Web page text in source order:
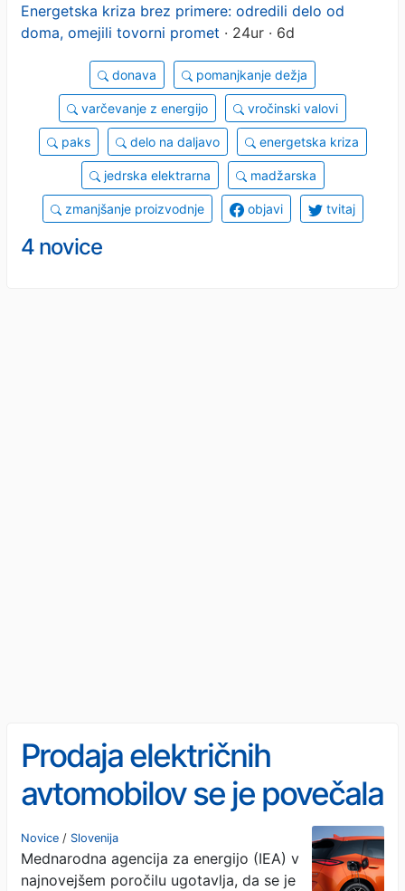
Energetska kriza brez primere: odredili delo od
doma, omejili tovorni promet · 24ur · 6d
donava pomanjkanje dežja
varčevanje z energijo vročinski valovi
paks delo na daljavo energetska kriza
jedrska elektrarna madžarska
zmanjšanje proizvodnje objavi tvitaj
4 novice
Prodaja električnih
avtomobilov se je povečala
za več kot tretjino. Glavni
krivec pa ...
Novice / Slovenija
Mednarodna agencija za energijo (IEA) v
najnovejšem poročilu ugotavlja, da se je